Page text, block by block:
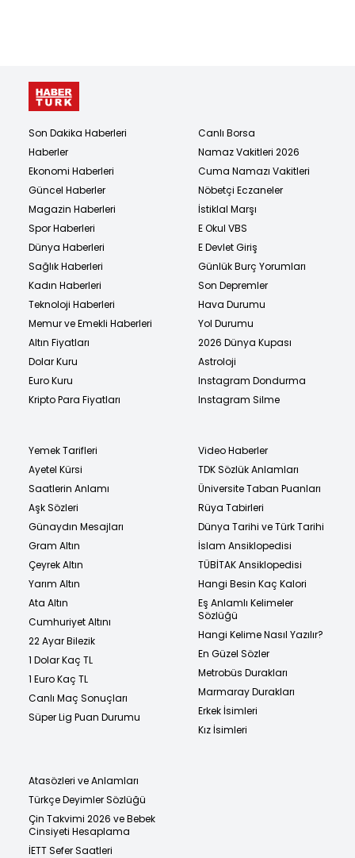
Son Dakika Haberleri
Haberler
Ekonomi Haberleri
Güncel Haberler
Magazin Haberleri
Spor Haberleri
Dünya Haberleri
Sağlık Haberleri
Kadın Haberleri
Teknoloji Haberleri
Memur ve Emekli Haberleri
Altın Fiyatları
Dolar Kuru
Euro Kuru
Kripto Para Fiyatları
Canlı Borsa
Namaz Vakitleri 2026
Cuma Namazı Vakitleri
Nöbetçi Eczaneler
İstiklal Marşı
E Okul VBS
E Devlet Giriş
Günlük Burç Yorumları
Son Depremler
Hava Durumu
Yol Durumu
2026 Dünya Kupası
Astroloji
Instagram Dondurma
Instagram Silme
Yemek Tarifleri
Ayetel Kürsi
Saatlerin Anlamı
Aşk Sözleri
Günaydın Mesajları
Gram Altın
Çeyrek Altın
Yarım Altın
Ata Altın
Cumhuriyet Altını
22 Ayar Bilezik
1 Dolar Kaç TL
1 Euro Kaç TL
Canlı Maç Sonuçları
Süper Lig Puan Durumu
Video Haberler
TDK Sözlük Anlamları
Üniversite Taban Puanları
Rüya Tabirleri
Dünya Tarihi ve Türk Tarihi
İslam Ansiklopedisi
TÜBİTAK Ansiklopedisi
Hangi Besin Kaç Kalori
Eş Anlamlı Kelimeler
Sözlüğü
Hangi Kelime Nasıl Yazılır?
En Güzel Sözler
Metrobüs Durakları
Marmaray Durakları
Erkek İsimleri
Kız İsimleri
Atasözleri ve Anlamları
Türkçe Deyimler Sözlüğü
Çin Takvimi 2026 ve Bebek
Cinsiyeti Hesaplama
İETT Sefer Saatleri